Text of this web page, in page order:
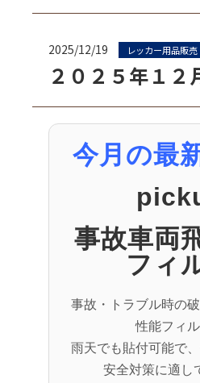
2025/12/19 レッカー用品販売
２０２５年１２
今月の最
事故車両
フィ
事故・トラブル時の
性能フィル
雨天でも貼付可能で
安全対策に適し